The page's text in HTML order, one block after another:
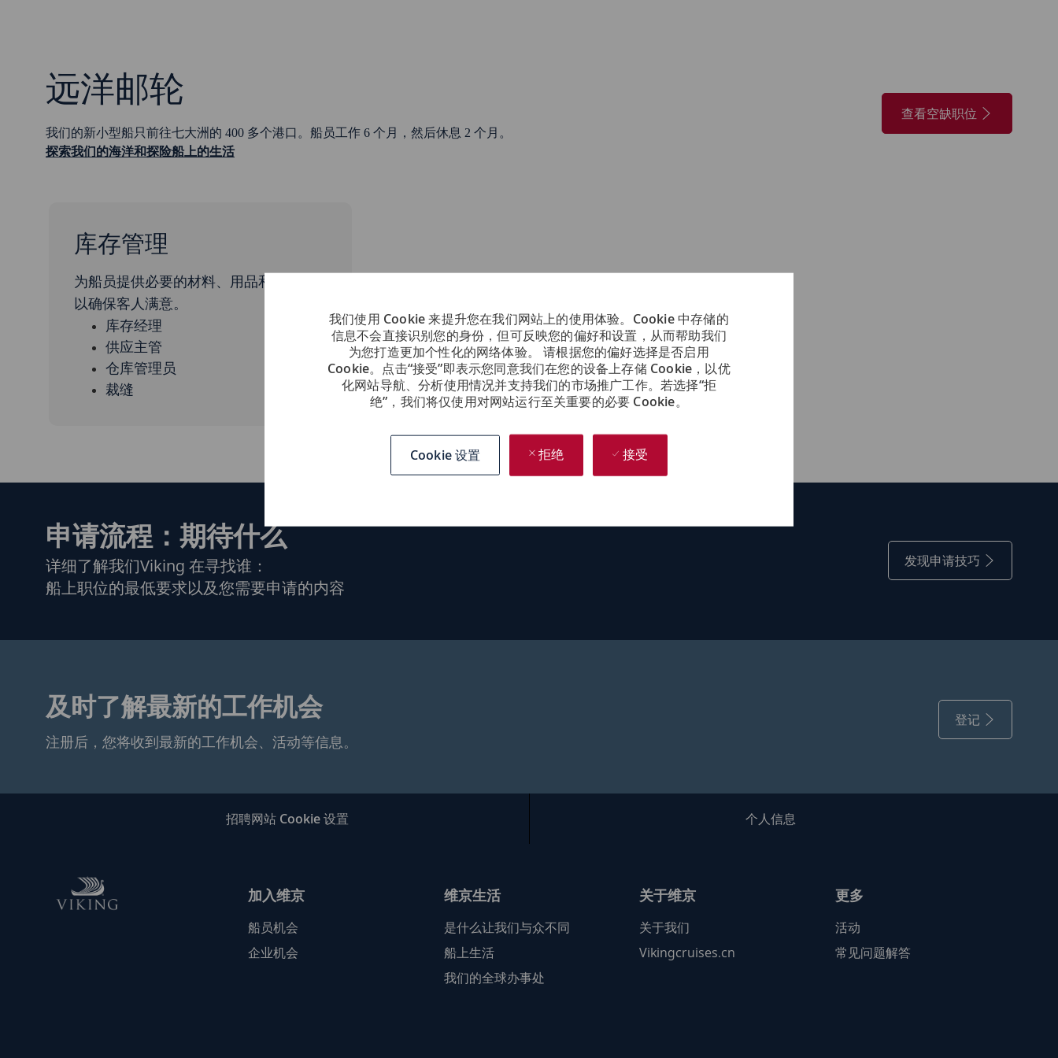
我们使用 Cookie 来提升您在我们网站上的使用体验。Cookie 中存储的
信息不会直接识别您的身份，但可反映您的偏好和设置，从而帮助我们
为您打造更加个性化的网络体验。 请根据您的偏好选择是否启用
Cookie。点击“接受”即表示您同意我们在您的设备上存储 Cookie，以优
化网站导航、分析使用情况并支持我们的市场推广工作。若选择“拒
绝”，我们将仅使用对网站运行至关重要的必要 Cookie。
Cookie 设置 拒绝 接受
远洋邮轮
我们的新小型船只前往七大洲的 400 多个港口。船员工作 6 个月，然后休息 2 个月。
探索我们的海洋和探险船上的生活
查看空缺职位
库存管理
为船员提供必要的材料、用品和资源，
以确保客人满意。
库存经理
供应主管
仓库管理员
裁缝
申请流程：期待什么
详细了解我们Viking 在寻找谁：
船上职位的最低要求以及您需要申请的内容
发现申请技巧
及时了解最新的工作机会
注册后，您将收到最新的工作机会、活动等信息。
登记
招聘网站 Cookie 设置 个人信息
加入维京
船员机会
企业机会
维京生活
是什么让我们与众不同
船上生活
我们的全球办事处
关于维京
关于我们
Vikingcruises.cn
更多
活动
常见问题解答